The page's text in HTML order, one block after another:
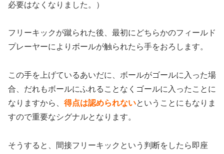
必要はなくなりました。）
フリーキックが蹴られた後、最初にどちらかのフィールド
プレーヤーによりボールが触られたら手をおろします。
この手を上げているあいだに、ボールがゴールに入った場
合、だれもボールにふれることなくゴールに入ったことに
なりますから、 得点は認められないということにもなりま
すので重要なシグナルとなります。
そうすると、間接フリーキックという判断をしたら即座